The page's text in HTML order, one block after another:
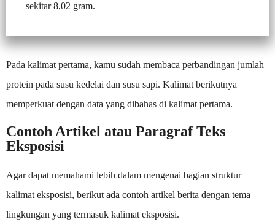
sekitar 8,02 gram.
Pada kalimat pertama, kamu sudah membaca perbandingan jumlah
protein pada susu kedelai dan susu sapi. Kalimat berikutnya
memperkuat dengan data yang dibahas di kalimat pertama.
Contoh Artikel atau Paragraf Teks
Eksposisi
Agar dapat memahami lebih dalam mengenai bagian struktur
kalimat eksposisi, berikut ada contoh artikel berita dengan tema
lingkungan yang termasuk kalimat eksposisi.